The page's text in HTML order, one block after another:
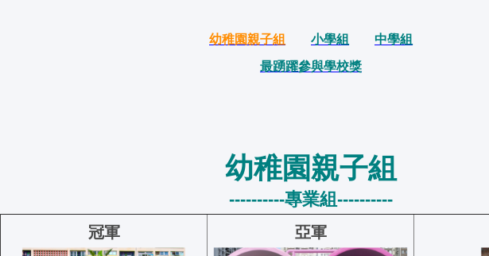
幼稚園親子組 小學組
中學組
最踴躍參與學校獎
幼稚園親子組
----------專業組----------
冠軍 亞軍